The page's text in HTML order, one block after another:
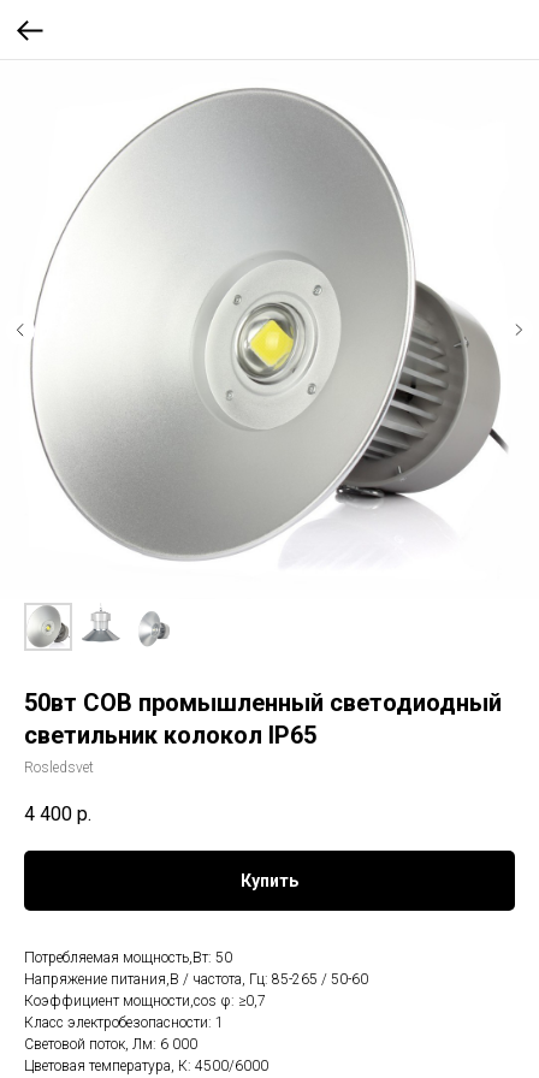
50вт COB промышленный светодиодный
светильник колокол IP65
Rosledsvet
4 400 р.
Купить
Потребляемая мощность,Вт: 50
Напряжение питания,В / частота, Гц: 85-265 / 50-60
Коэффициент мощности,cos φ: ≥0,7
Класс электробезопасности: 1
Световой поток, Лм: 6 000
Цветовая температура, К: 4500/6000